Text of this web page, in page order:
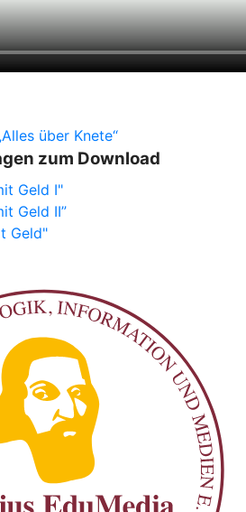
über Knete“
zum Download
Geld I"
Geld II”
Geld"